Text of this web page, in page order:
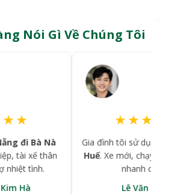
Nói Gì Về Chúng Tôi
đi Bà Nà
tài xế thân
tình.
Hà
Gia đình tôi sử dụng
Huế. Xe mới, chạy êm,
nhanh chóng.
Lê Văn Hùng